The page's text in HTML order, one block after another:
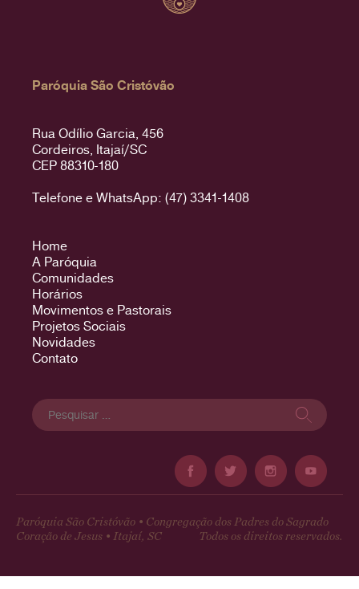
Paróquia São Cristóvão
Rua Odílio Garcia, 456
Cordeiros, Itajaí/SC
CEP 88310-180
Telefone e WhatsApp: (47) 3341-1408
Home
A Paróquia
Comunidades
Horários
Movimentos e Pastorais
Projetos Sociais
Novidades
Contato
Pesquisar
por:
Paróquia São Cristóvão • Congregação dos Padres do Sagrado
Coração de Jesus • Itajaí, SC
Todos os direitos reservados.